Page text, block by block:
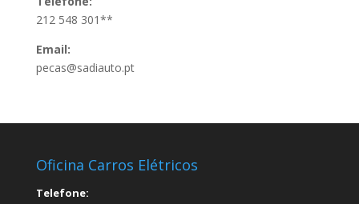
212 548 301**
Email:
pecas@sadiauto.pt
Oficina Carros Elétricos
Telefone: